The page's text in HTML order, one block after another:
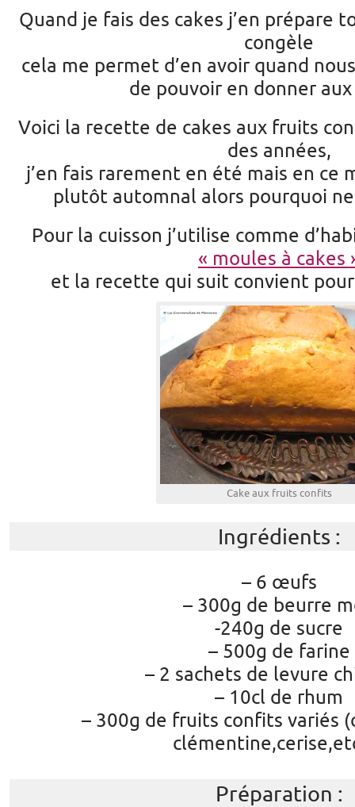
Quand je fais des cakes j’en prépare
congèle
cela me permet d’en avoir quand
de pouvoir en donner
Voici la recette de cakes aux fruits
des années,
j’en fais rarement en été mais en ce
plutôt automnal alors pourquoi
Pour la cuisson j’utilise comme
« moules à cakes
et la recette qui suit convient
Cake aux fruits confits
Ingrédients :
– 6 œufs
– 300g de beurre
-240g de sucre
– 500g de farine
– 2 sachets de levure
– 10cl de rhum
– 300g de fruits confits variés
Préparation :